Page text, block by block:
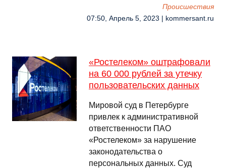
Происшествия
07:50, Апрель 5, 2023 | kommersant.ru
«Ростелеком» оштрафовали
на 60 000 рублей за утечку
пользовательских данных
Мировой суд в Петербурге
привлек к административной
ответственности ПАО
«Ростелеком» за нарушение
законодательства о
персональных данных. Суд